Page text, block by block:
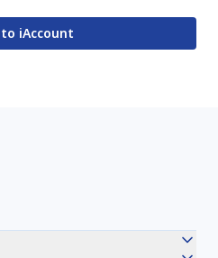
iAccount